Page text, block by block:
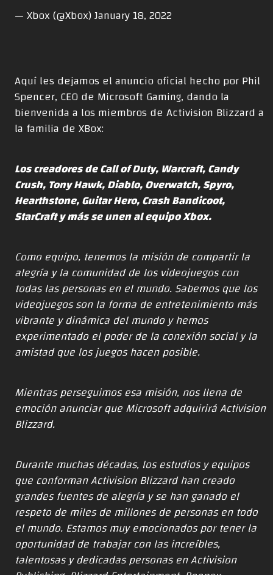
— Xbox (@Xbox)January 18, 2022
Aquí les dejamos el anuncio oficial hecho por Phil
Spencer, CEO de Microsoft Gaming, dando la
bienvenida a los miembros de Activision Blizzard a
la familia de XBox:
Los creadores de Call of Duty, Warcraft, Candy
Crush, Tony Hawk, Diablo, Overwatch, Spyro,
Hearthstone, Guitar Hero, Crash Bandicoot,
StarCraft y más se unen al equipo Xbox.
Como equipo, tenemos la misión de compartir la
alegría y la comunidad de los videojuegos con
todas las personas en el mundo. Sabemos que los
videojuegos son la forma de entretenimiento más
vibrante y dinámica del mundo y hemos
experimentado el poder de la conexión social y la
amistad que los juegos hacen posible.
Mientras perseguimos esa misión, nos llena de
emoción anunciar que Microsoft adquirirá Activision
Blizzard.
Durante muchas décadas, los estudios y equipos
que conforman Activision Blizzard han creado
grandes fuentes de alegría y se han ganado el
respeto de miles de millones de personas en todo
el mundo. Estamos muy emocionados por tener la
oportunidad de trabajar con las increíbles,
talentosas y dedicadas personas en Activision